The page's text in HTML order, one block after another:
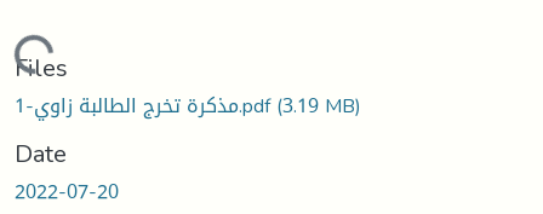
Loading...
Files
مذكرة تخرج الطالبة زاوي-1.pdf(3.19 MB)
Date
2022-07-20